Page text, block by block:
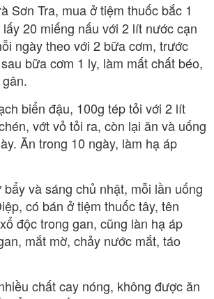
Sơn Tra, mua ở tiệm thuốc bắc 1
20 miếng nấu với 2 lít nước cạn
ngày theo với 2 bữa cơm, trước
bữa cơm 1 ly, làm mất chất béo,
biển đậu, 100g tép tỏi với 2 lít
vớt vỏ tỏi ra, còn lại ăn và uống
Ăn trong 10 ngày, làm hạ áp
và sáng chủ nhật, mỗi lần uống
có bán ở tiệm thuốc tây, tên
độc trong gan, cũng làn hạ áp
mắt mờ, chảy nước mắt, táo
chất cay nóng, không được ăn